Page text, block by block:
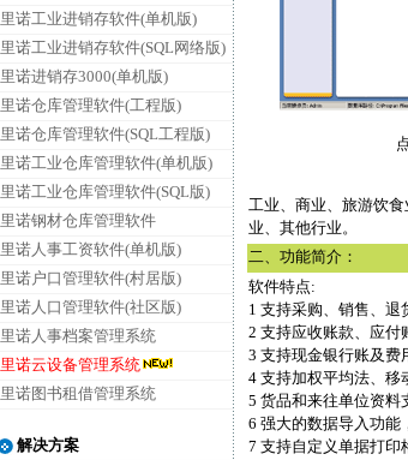
里诺工业进销存软件(单机版)
里诺工业进销存软件(SQL网络版)
里诺进销存3000(单机版)
里诺仓库管理软件(工程版)
里诺仓库管理软件(SQL工程版)
里诺工业仓库管理软件(单机版)
里诺工业仓库管理软件(SQL版)
里诺钢材仓库管理软件
里诺人事工资软件(单机版)
里诺户口管理软件(村居版)
里诺人口管理软件(社区版)
里诺人事档案管理系统
里诺云设备管理系统
里诺图书租借管理系统
解决方案
工业、商业、旅游饮
业、其他行业。
二、功能简介：
软件特点:
1 支持采购、销售、退
2 支持应收账款、应付
3 支持现金银行账及费
4 支持加权平均法、移
5 货品和来往单位资料
6 强大的数据导入功能
7 支持自定义单据打印